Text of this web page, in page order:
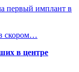
первый имплант в
скором…
в центре